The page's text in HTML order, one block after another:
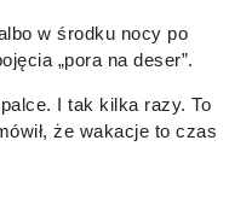
w środku nocy po
„pora na deser”.
I tak kilka razy. To
że wakacje to czas